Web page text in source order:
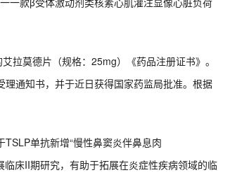
拉莫德片（规格：25mg）《药品注册证书》。
通知书，并于近日获得国家药监局批准。根据
单抗新增“慢性鼻窦炎伴鼻息肉
临床II期研究，有助于拓展在炎症性疾病领域的临